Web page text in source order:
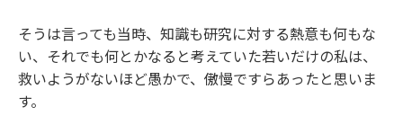
そうは言っても当時、知識も研究に対する熱意も何もな
い、それでも何とかなると考えていた若いだけの私は、
救いようがないほど愚かで、傲慢ですらあったと思いま
す。